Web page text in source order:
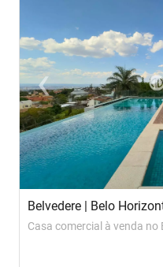
‹Previous
Belvedere | Belo
Casa comercial à venda no